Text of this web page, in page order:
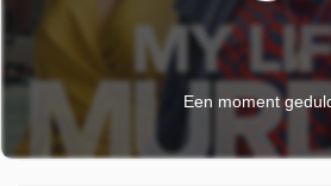
Een moment